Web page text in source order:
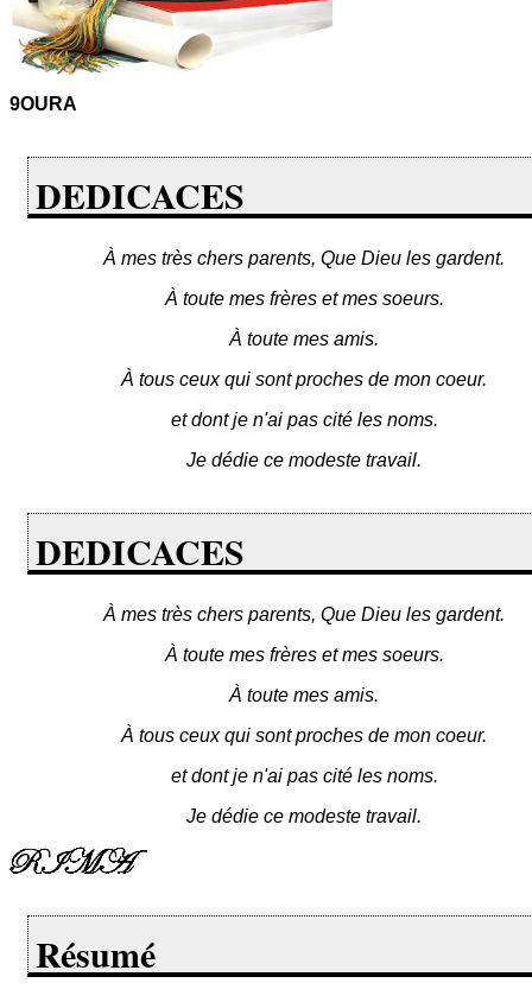
9OURA
DEDICACES
À mes très chers parents, Que Dieu les gardent.
À toute mes frères et mes soeurs.
À toute mes amis.
À tous ceux qui sont proches de mon coeur.
et dont je n'ai pas cité les noms.
Je dédie ce modeste travail.
DEDICACES
À mes très chers parents, Que Dieu les gardent.
À toute mes frères et mes soeurs.
À toute mes amis.
À tous ceux qui sont proches de mon coeur.
et dont je n'ai pas cité les noms.
Je dédie ce modeste travail.
Résumé